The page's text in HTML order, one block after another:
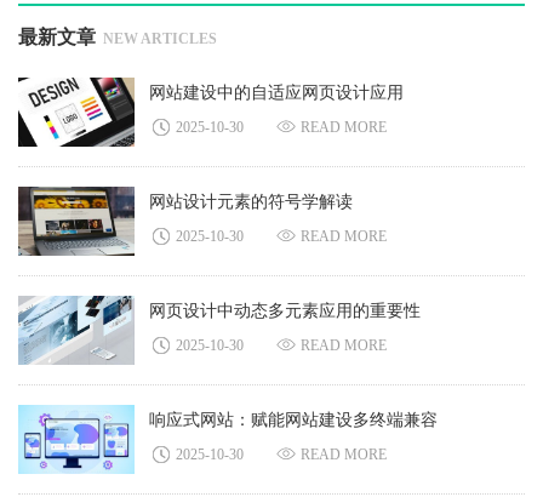
最新文章 NEW ARTICLES
网站建设中的自适应网页设计应用
2025-10-30 READ MORE
网站设计元素的符号学解读
2025-10-30 READ MORE
网页设计中动态多元素应用的重要性
2025-10-30 READ MORE
响应式网站：赋能网站建设多终端兼容
2025-10-30 READ MORE